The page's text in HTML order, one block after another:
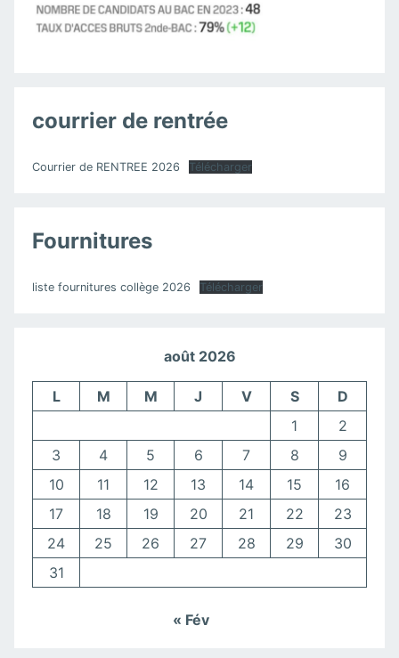
courrier de rentrée
Courrier de RENTREE 2026 Télécharger
Fournitures
liste fournitures collège 2026 Télécharger
août 2026
L M M J V S
D
1
2
3
4 5 6 7 8
9
10
11 12 13 14 15
16
17
18 19 20 21 22
23
24
25 26 27 28 29
30
31
« Fév